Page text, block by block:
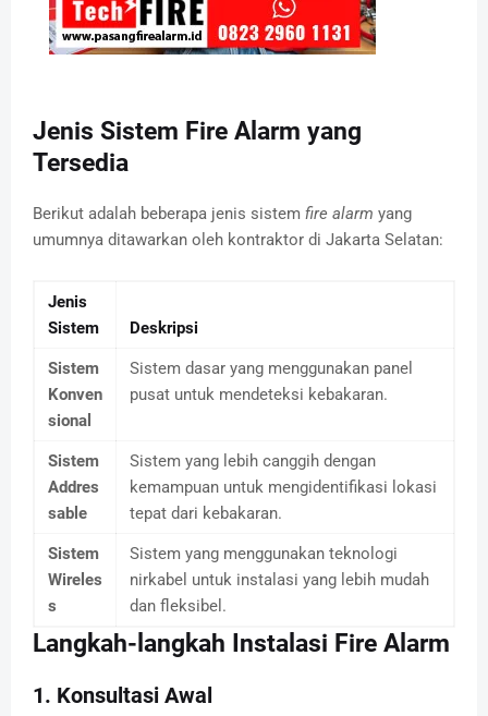
Jenis Sistem Fire Alarm yang
Tersedia
Berikut adalah beberapa jenis sistem fire alarm yang
umumnya ditawarkan oleh kontraktor di Jakarta Selatan:
Jenis
Sistem
Deskripsi
Sistem
Konven
sional
Sistem dasar yang menggunakan panel
pusat untuk mendeteksi kebakaran.
Sistem
Addres
sable
Sistem yang lebih canggih dengan
kemampuan untuk mengidentifikasi lokasi
tepat dari kebakaran.
Sistem
Wireles
s
Sistem yang menggunakan teknologi
nirkabel untuk instalasi yang lebih mudah
dan fleksibel.
Langkah-langkah Instalasi Fire Alarm
1. Konsultasi Awal